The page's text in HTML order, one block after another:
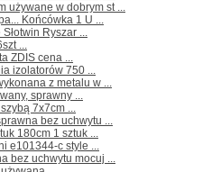
używane w dobrym st ...
Końcówka 1 U ...
Ryszar ...
...
ZDIS cena ...
izolatorów 750 ...
z metalu w ...
sprawny ...
7x7cm ...
bez uchwytu ...
180cm 1 sztuk ...
e101344-c style ...
bez uchwytu mocuj ...